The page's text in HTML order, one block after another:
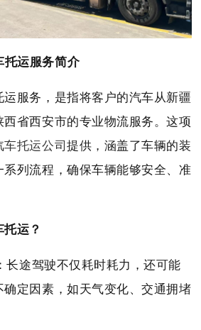
托运服务简介
服务，是指将客户的汽车从新疆
省西安市的专业物流服务。这项
车托运公司提供，涵盖了车辆的装
列流程，确保车辆能够安全、准
运？
长途驾驶不仅耗时耗力，还可能
定因素，如天气变化、交通拥堵